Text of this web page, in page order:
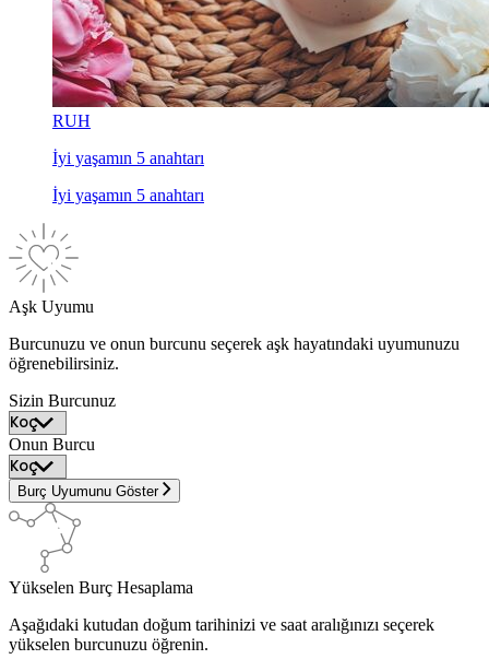
RUH
İyi yaşamın 5 anahtarı
İyi yaşamın 5 anahtarı
Aşk Uyumu
Burcunuzu ve onun burcunu seçerek aşk hayatındaki uyumunuzu
öğrenebilirsiniz.
Sizin Burcunuz
Onun Burcu
Burç Uyumunu Göster
Yükselen Burç Hesaplama
Aşağıdaki kutudan doğum tarihinizi ve saat aralığınızı seçerek
yükselen burcunuzu öğrenin.